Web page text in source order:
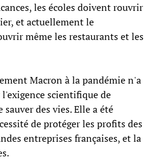
les écoles doivent rouvrir
et actuellement le
même les restaurants et les
Macron à la pandémie n'a
scientifique de
des vies. Elle a été
de protéger les profits des
entreprises françaises, et la